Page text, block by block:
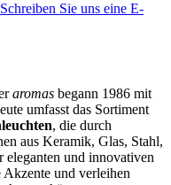
Schreiben Sie uns eine E-
aromas begann 1986 mit
umfasst das Sortiment
, die durch
aus Keramik, Glas, Stahl,
und innovativen
und verleihen